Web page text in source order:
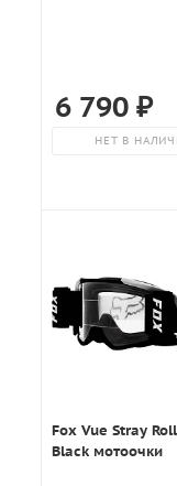
6 790₽
НЕТ В
Fox Vue Stray
Black мотоочки